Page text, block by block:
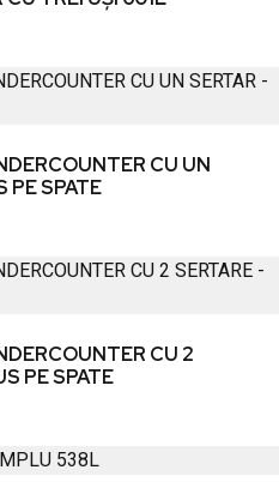
CU UN
PE SPATE
CU 2
PE SPATE